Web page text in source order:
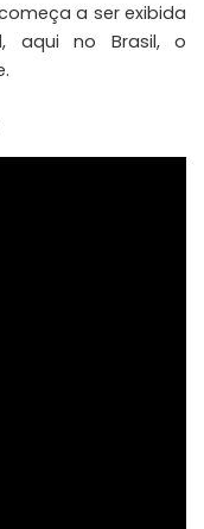
a ser exibida
aqui no Brasil, o